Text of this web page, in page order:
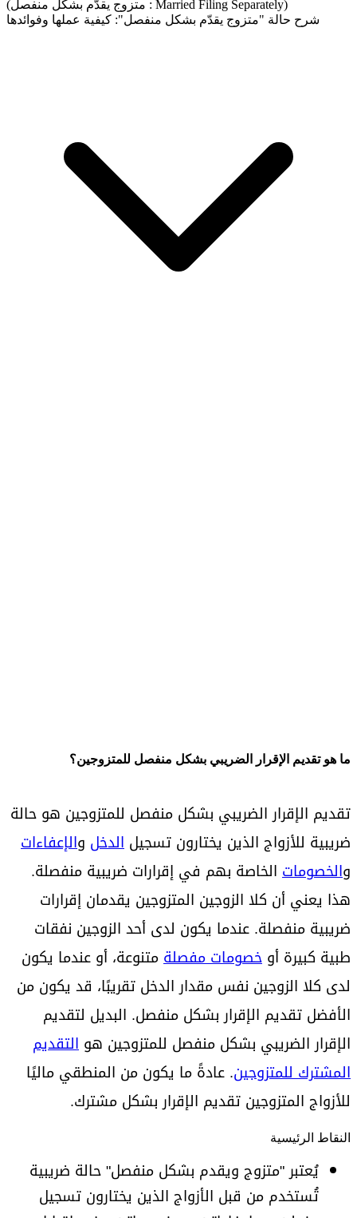
(متزوج يقدّم بشكل منفصل : Married Filing Separately)
شرح حالة "متزوج يقدّم بشكل منفصل": كيفية عملها وفوائدها
ما هو تقديم الإقرار الضريبي بشكل منفصل للمتزوجين؟
تقديم الإقرار الضريبي بشكل منفصل للمتزوجين هو حالة
ضريبية للأزواج الذين يختارون تسجيل الدخل والإعفاءات
والخصومات الخاصة بهم في إقرارات ضريبية منفصلة.
هذا يعني أن كلا الزوجين المتزوجين يقدمان إقرارات
ضريبية منفصلة. عندما يكون لدى أحد الزوجين نفقات
طبية كبيرة أو خصومات مفصلةمتنوعة، أو عندما يكون
لدى كلا الزوجين نفس مقدار الدخل تقريبًا، قد يكون من
الأفضل تقديم الإقرار بشكل منفصل. البديل لتقديم
الإقرار الضريبي بشكل منفصل للمتزوجين هو التقديم
المشترك للمتزوجين. عادةً ما يكون من المنطقي ماليًا
للأزواج المتزوجين تقديم الإقرار بشكل مشترك.
النقاط الرئيسية
يُعتبر "متزوج ويقدم بشكل منفصل" حالة ضريبية
تُستخدم من قبل الأزواج الذين يختارون تسجيل